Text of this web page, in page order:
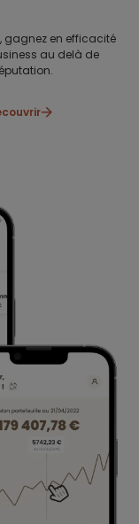
gagnez en efficacité
au delà de